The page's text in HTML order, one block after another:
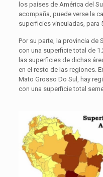
los países de América del
acompaña, puede verse la
superficies vinculadas, para
Por su parte, la provincia de
con una superficie total de
las superficies de dichas
en el resto de las regiones.
Mato Grosso Do Sul, hay
con una superficie total